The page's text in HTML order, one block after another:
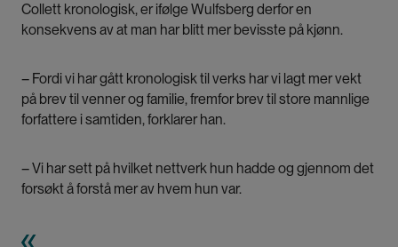
Collett kronologisk, er ifølge Wulfsberg derfor en
konsekvens av at man har blitt mer bevisste på kjønn.
– Fordi vi har gått kronologisk til verks har vi lagt mer vekt
på brev til venner og familie, fremfor brev til store mannlige
forfattere i samtiden, forklarer han.
– Vi har sett på hvilket nettverk hun hadde og gjennom det
forsøkt å forstå mer av hvem hun var.